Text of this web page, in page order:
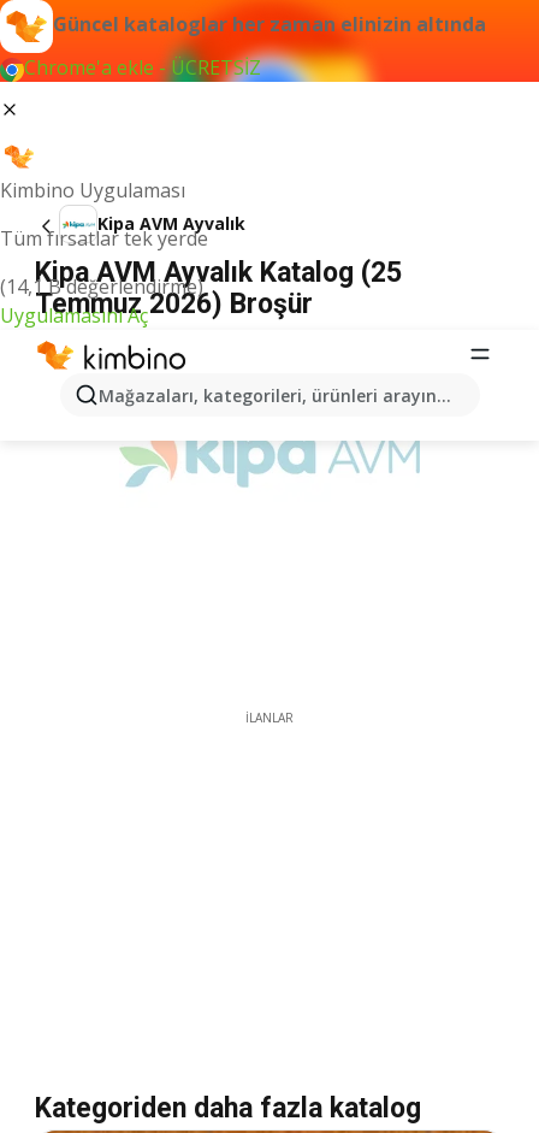
Güncel kataloglar her zaman elinizin altında
Chrome'a ekle - ÜCRETSİZ
Kimbino Uygulaması
Tüm fırsatlar tek yerde
(14,1 B değerlendirme)
Uygulamasını Aç
Mağazaları, kategorileri, ürünleri arayın...
Kipa AVM Ayvalık
Kipa AVM Ayvalık Katalog (25
Temmuz 2026) Broşür
İLANLAR
Kategoriden daha fazla katalog